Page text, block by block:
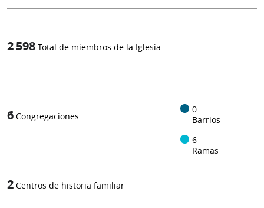
2 598 Total de miembros de la Iglesia
6 Congregaciones
0
Barrios
6
Ramas
2 Centros de historia familiar